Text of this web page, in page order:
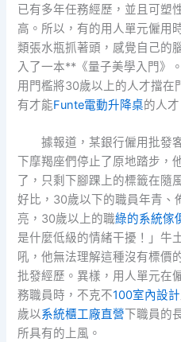
已有多年任務經歷，並且可塑
高。所以，有的用人單元僱用
類張水瓶抓著頭，感覺自己的
入了一本**《量子美學入門》
用門檻將30歲以上的人才擋在
有才能Funte電動升降桌的人
據報道，某銀行僱用批發
下摩羯座們停止了原地踏步，
了，只剩下腳踝上的標籤在隨
好比，30歲以下的職員年青、
亮，30歲以上的職綠的系統傢
是什麼低級的情緒干擾！」牛
吼，他無法理解這種沒有標價
批發經歷。異樣，用人單元在
務職員時，不克不100室內設計
歲以系統櫃工廠直營下職員的
所具有的上風。